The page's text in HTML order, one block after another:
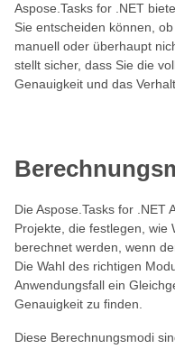
Aspose.Tasks for .NET
Sie entscheiden können,
manuell oder überhaupt
stellt sicher, dass Sie die
Genauigkeit und das
Die Aspose.Tasks for .NET
Projekte, die festlegen, wie
berechnet werden, wenn
Die Wahl des richtigen
Anwendungsfall ein
Genauigkeit zu finden.
Diese Berechnungsmodi